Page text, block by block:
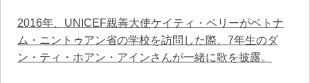
2016年、UNICEF親善大使ケイティ・ペリーがベトナ
ム・ニントゥアン省の学校を訪問した際、7年生のダ
ン・ティ・ホアン・アインさんが一緒に歌を披露。